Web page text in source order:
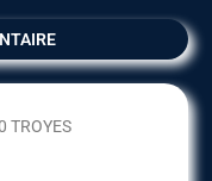
TROYES